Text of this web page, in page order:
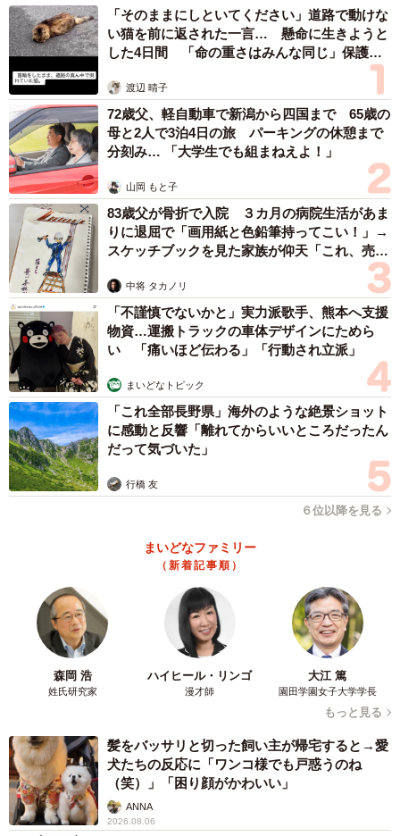
「そのままにしといてください」道路で動けな
い猫を前に返された一言… 懸命に生きようと
した4日間 「命の重さはみんな同じ」保護団
渡辺 晴子
72歳父、軽自動車で新潟から四国まで 65歳の
母と2人で3泊4日の旅 パーキングの休憩まで
分刻み… 「大学生でも組まねえよ！」
山岡 もと子
83歳父が骨折で入院 ３カ月の病院生活があま
りに退屈で「画用紙と色鉛筆持ってこい！」→
スケッチブックを見た家族が仰天「これ、売れ
中将 タカノリ
「不謹慎でないかと」実力派歌手、熊本へ支援
物資…運搬トラックの車体デザインにためら
い 「痛いほど伝わる」「行動され立派」
まいどなトピック
「これ全部長野県」海外のような絶景ショット
に感動と反響「離れてからいいところだったん
だって気づいた」
行橋 友
６位以降を見る
まいどなファミリー
（新着記事順）
森岡 浩
姓氏研究家
ハイヒール・リンゴ
漫才師
大江 篤
園田学園女子大学学長
もっと見る
髪をバッサリと切った飼い主が帰宅すると→愛
犬たちの反応に「ワンコ様でも戸惑うのね
（笑）」「困り顔がかわいい」
ANNA
2026.08.06